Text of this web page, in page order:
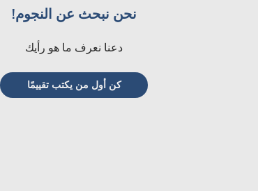
نحن نبحث عن النجوم!
دعنا نعرف ما هو رأيك
كن أول من يكتب تقييمًا